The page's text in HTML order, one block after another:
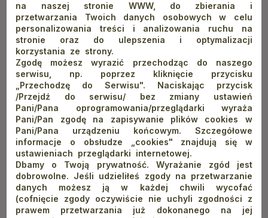
* Rezerwując wyrażam zgodę na przetwarzanie przez
firmę Schroniska Pienińskie z siedzibą w Sromowcach
Niżnych przy ul.Sobczańskiej 91, 34-443 Sromowce
Niżne, NIP 552 160 64 52, tel. 18 26 29 823, e-mail:
trzykorony@trzykorony.pl. jako Administratora Danych
Osobowych, dotyczących mnie danych osobowych
zawartych w formularzu rezerwacyjnym, złożonym
przy wykorzystaniu środków komunikacji
elektronicznej. Przyjmuję do wiadomości, że cele
przetwarzania danych związane są z rezerwacją
pobytu i świadczeniem usług hotelarskich. Udzielona
zgoda na przetwarzanie danych osobowych może być
w dowolnym momencie cofnięta. Ewentualne
wycofanie przeze mnie zgody na przetwarzanie
danych nie wpływa na zgodność z prawem
przetwarzania, którego administrator danych
dokonywał na podstawie zgody przed jej wycofaniem.
na naszej stronie WWW, do zbierania i
przetwarzania Twoich danych osobowych w celu
personalizowania treści i analizowania ruchu na
stronie oraz do ulepszenia i optymalizacji
korzystania ze strony.
Zgodę możesz wyrazić przechodząc do naszego
serwisu, np. poprzez kliknięcie przycisku
„Przechodzę do Serwisu". Naciskając przycisk
/Przejdź do serwisu/ bez zmiany ustawień
Pani/Pana oprogramowania/przeglądarki wyraża
Pani/Pan zgodę na zapisywanie plików cookies w
Pani/Pana urządzeniu końcowym. Szczegółowe
informacje o obsłudze „cookies" znajdują się w
ustawieniach przeglądarki internetowej.
Dbamy o Twoją prywatność. Wyrażanie zgód jest
dobrowolne. Jeśli udzieliłeś zgody na przetwarzanie
danych możesz ją w każdej chwili wycofać
(cofnięcie zgody oczywiście nie uchyli zgodności z
prawem przetwarzania już dokonanego na jej